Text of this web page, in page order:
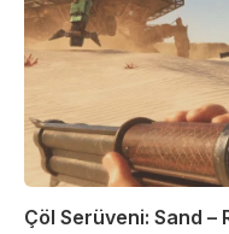
Çöl Serüveni: Sand